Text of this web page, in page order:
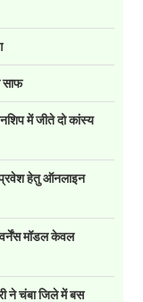
साफ
में जीते दो कांस्य
प्रवेश हेतु ऑनलाइन
मॉडल केवल
ने चंबा जिले में बस